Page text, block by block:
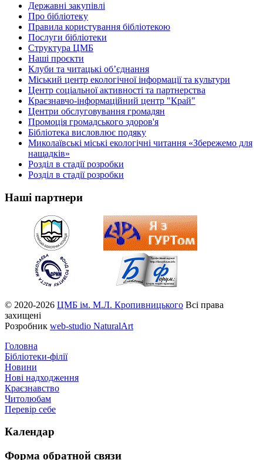
Державні закупівлі
Про бібліотеку
Правила користування бібліотекою
Послуги бібліотеки
Структура ЦМБ
Наші проєкти
Клуби та читацькі об’єднання
Міський центр екологічної інформації та культури
Центр соціальної активності та партнерства
Краєзнавчо-інформаційний центр "Край"
Центри обслуговування громадян
Промоція громадського здоров'я
Бібліотека висловлює подяку
Миколаївські міські екологічні читання «Збережемо для
нащадків»
Розділ в стадії розробки
Розділ в стадії розробки
Наші партнери
© 2020-2026 ЦМБ ім. М.Л. Кропивницького Всі права
захищені
Розробник web-studio NaturalArt
Головна
Бібліотеки-філії
Новини
Нові надходження
Краєзнавство
Читолюбам
Перевір себе
Календар
Форма обратной связи